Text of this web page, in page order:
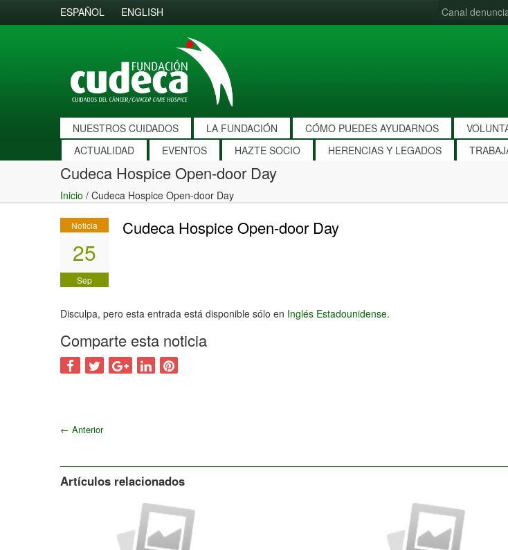
ESPAÑOL ENGLISH Canal
NUESTROS CUIDADOS LA FUNDACIÓN CÓMO PUEDES AYUDARNOS
ACTUALIDAD
EVENTOS HAZTE SOCIO HERENCIAS Y LEGADOS
Cudeca Hospice Open-door Day
Inicio / Cudeca Hospice Open-door Day
Noticia
25
Sep
Cudeca Hospice Open-door Day
Disculpa, pero esta entrada está disponible sólo en Inglés Estadounidense.
Comparte esta noticia
← Anterior
Artículos relacionados